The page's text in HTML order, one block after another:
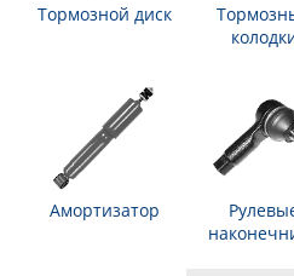
Тормозной диск
Амортизатор